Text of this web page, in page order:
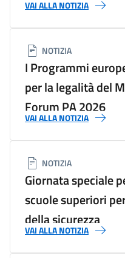
VAI ALLA NOTIZIA
NOTIZIA
I Programmi
per la legalità del
Forum PA 2026
VAI ALLA NOTIZIA
NOTIZIA
Giornata speciale
scuole superiori
della sicurezza
VAI ALLA NOTIZIA